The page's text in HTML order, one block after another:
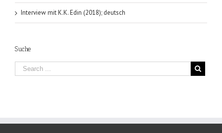
Interview mit K.K. Edin (2018); deutsch
Suche